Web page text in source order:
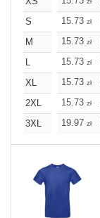
S
15.73 zł
M
15.73 zł
L
15.73 zł
XL
15.73 zł
2XL
15.73 zł
3XL
19.97 zł